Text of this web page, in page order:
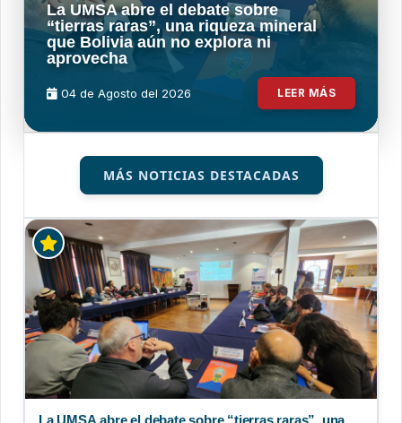
La UMSA abre el debate sobre
“tierras raras”, una riqueza mineral
que Bolivia aún no explora ni
aprovecha
04 de Agosto del 2026 LEER MÁS
MÁS NOTICIAS DESTACADAS